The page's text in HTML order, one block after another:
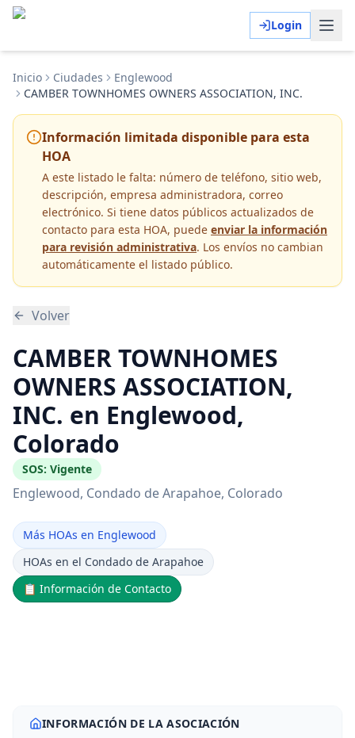
Login
Inicio Ciudades
Englewood
CAMBER TOWNHOMES OWNERS ASSOCIATION, INC.
Información limitada disponible para esta
HOA
A este listado le falta: número de teléfono, sitio web,
descripción, empresa administradora, correo
electrónico. Si tiene datos públicos actualizados de
contacto para esta HOA, puede enviar la información
para revisión administrativa. Los envíos no cambian
automáticamente el listado público.
Volver
CAMBER TOWNHOMES
OWNERS ASSOCIATION,
INC. en Englewood,
Colorado
SOS: Vigente
Englewood, Condado de Arapahoe, Colorado
Más HOAs en Englewood
HOAs en el Condado de Arapahoe
📋 Información de Contacto
INFORMACIÓN DE LA ASOCIACIÓN